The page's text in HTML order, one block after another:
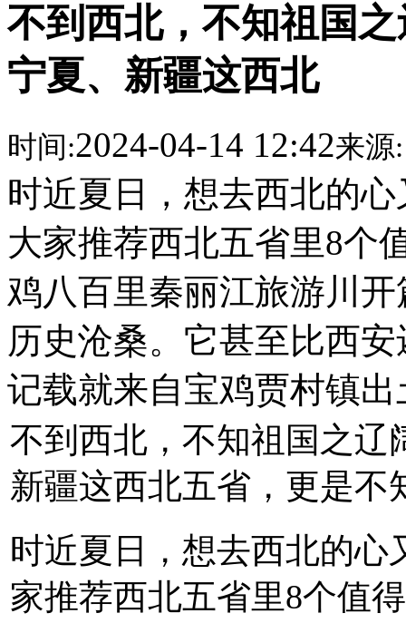
不到西北，不知祖国
宁夏、新疆这西北
时间:2024-04-14 12:42来源:
时近夏日，想去西北的
大家推荐西北五省里8个
鸡八百里秦丽江旅游川
历史沧桑。它甚至比西
记载就来自宝鸡贾村镇
不到西北，不知祖国之辽
新疆这西北五省，更是不
时近夏日，想去西北的心
家推荐西北五省里8个值